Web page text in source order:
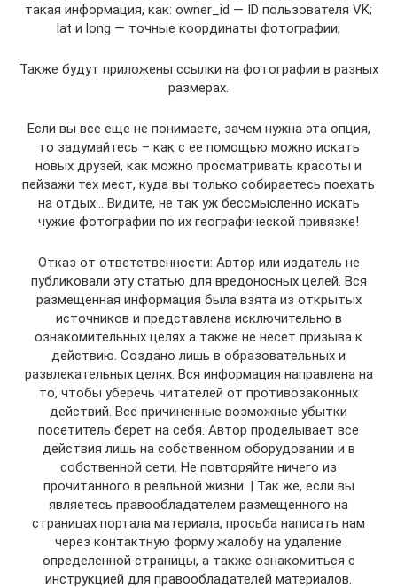
такая информация, как: owner_id — ID пользователя VK;
lat и long — точные координаты фотографии;
Также будут приложены ссылки на фотографии в разных
размерах.
Если вы все еще не понимаете, зачем нужна эта опция,
то задумайтесь – как с ее помощью можно искать
новых друзей, как можно просматривать красоты и
пейзажи тех мест, куда вы только собираетесь поехать
на отдых… Видите, не так уж бессмысленно искать
чужие фотографии по их географической привязке!
Отказ от ответственности: Автор или издатель не
публиковали эту статью для вредоносных целей. Вся
размещенная информация была взята из открытых
источников и представлена исключительно в
ознакомительных целях а также не несет призыва к
действию. Создано лишь в образовательных и
развлекательных целях. Вся информация направлена на
то, чтобы уберечь читателей от противозаконных
действий. Все причиненные возможные убытки
посетитель берет на себя. Автор проделывает все
действия лишь на собственном оборудовании и в
собственной сети. Не повторяйте ничего из
прочитанного в реальной жизни. | Так же, если вы
являетесь правообладателем размещенного на
страницах портала материала, просьба написать нам
через контактную форму жалобу на удаление
определенной страницы, а также ознакомиться с
инструкцией для правообладателей материалов.